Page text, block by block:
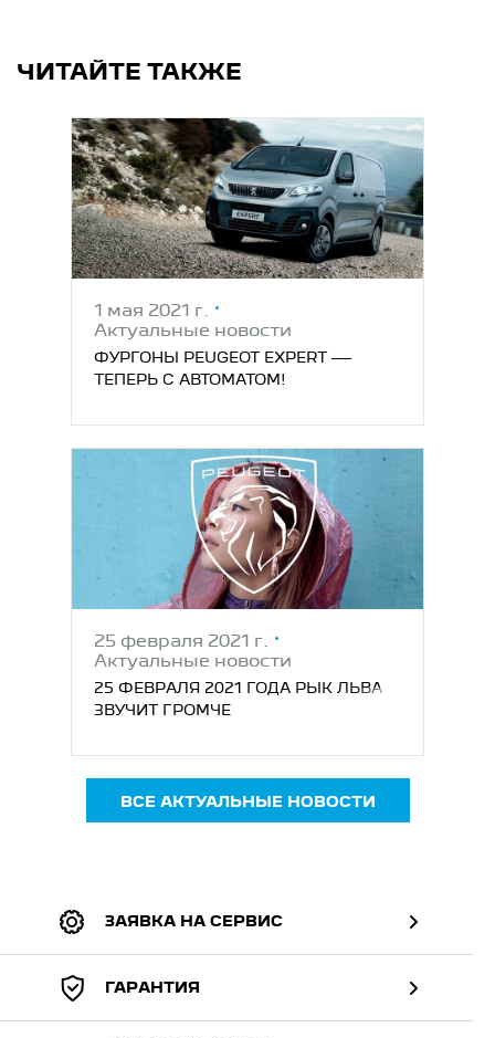
ЧИТАЙТЕ ТАКЖЕ
1 мая 2021 г.
Актуальные новости
ФУРГОНЫ PEUGEOT EXPERT —
ТЕПЕРЬ С АВТОМАТОМ!
25 февраля 2021 г.
Актуальные новости
25 ФЕВРАЛЯ 2021 ГОДА РЫК ЛЬВА
ЗВУЧИТ ГРОМЧЕ
ВСЕ АКТУАЛЬНЫЕ НОВОСТИ
ЗАЯВКА НА СЕРВИС
ГАРАНТИЯ